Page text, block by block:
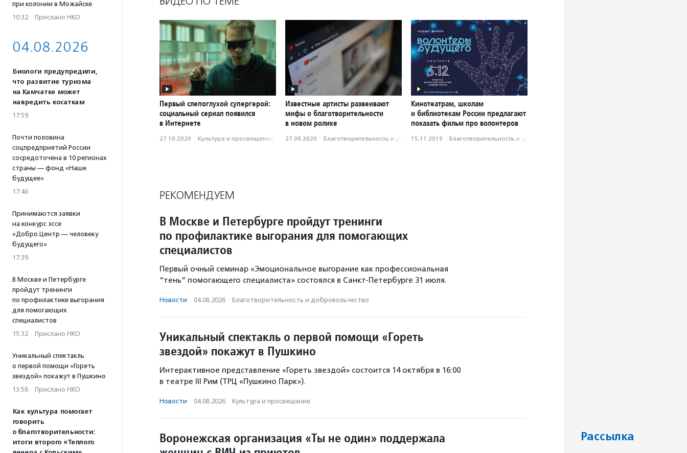
при колонии в Можайске
10:32 · Прислано НКО
04.08.2026
Биологи предупредили,
что развитие туризма
на Камчатке может
навредить косаткам
17:59
Почти половина
соцпредприятий России
сосредоточена в 10 регионах
страны — фонд «Наше
будущее»
17:46
Принимаются заявки
на конкурс эссе
«Добро.Центр — человеку
будущего»
17:39
В Москве и Петербурге
пройдут тренинги
по профилактике выгорания
для помогающих
специалистов
15:32 · Прислано НКО
Уникальный спектакль
о первой помощи «Гореть
звездой» покажут в Пушкино
13:58 · Прислано НКО
Как культура помогает
говорить
о благотворительности:
итоги второго «Теплого
Первый слепоглухой супергерой:
социальный сериал появился
в Интернете
27.10.2020 · Культура и просвещение
Известные артисты развеивают
мифы о благотворительности
в новом ролике
27.08.2020 · Благотвори­тель­ность и доброволь­чест­во
Кинотеатрам, школам
и библиотекам России предлагают
показать фильм про волонтеров
15.11.2019 · Благотвори­тель­ность и доброволь­чест­во
РЕКОМЕНДУЕМ
В Москве и Петербурге пройдут тренинги
по профилактике выгорания для помогающих
специалистов
Первый очный семинар «Эмоциональное выгорание как профессиональная
“тень“ помогающего специалиста» состоялся в Санкт-Петербурге 31 июля.
Новости · 04.08.2026 · Благотвори­тель­ность и доброволь­чест­во
Уникальный спектакль о первой помощи «Гореть
звездой» покажут в Пушкино
Интерактивное представление «Гореть звездой» состоится 14 октября в 16:00
в театре III Рим (ТРЦ «Пушкино Парк»).
Новости · 04.08.2026 · Культура и просвещение
Воронежская организация «Ты не один» поддержала
Рассылка